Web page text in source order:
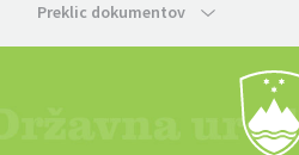
Preklic dokumentov